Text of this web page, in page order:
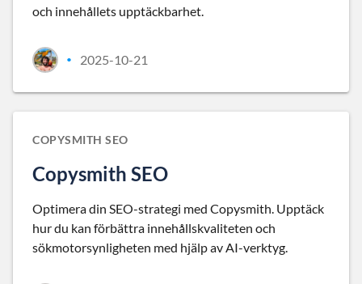
och innehållets upptäckbarhet.
• 2025-10-21
COPYSMITH SEO
Copysmith SEO
Optimera din SEO-strategi med Copysmith. Upptäck
hur du kan förbättra innehållskvaliteten och
sökmotorsynligheten med hjälp av AI-verktyg.